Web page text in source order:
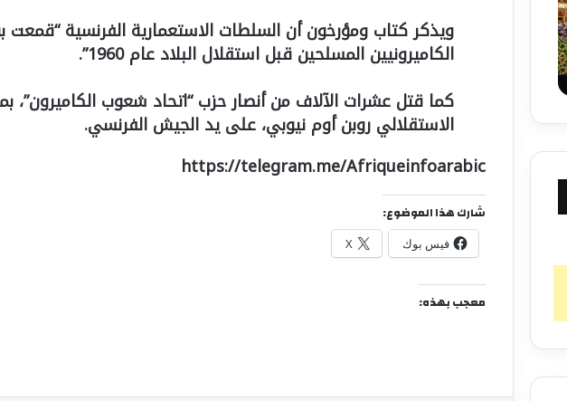
ويذكر كتاب ومؤرخون أن السلطات الاستعمارية الفرنسية “قمعت
الكاميرونيين المسلحين قبل استقلال البلاد عام 1960”.
كما قتل عشرات الآلاف من أنصار حزب “اتحاد شعوب الكاميرون”،
الاستقلالي روبن أوم نيوبي، على يد الجيش الفرنسي.
https://telegram.me/Afriqueinfoarabic
شارك هذا الموضوع:
فيس بوك X
معجب بهذه: